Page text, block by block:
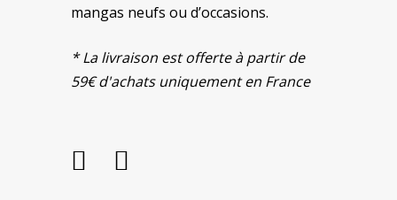
mangas neufs ou d’occasions.
* La livraison est offerte à partir de
59€ d'achats uniquement en France